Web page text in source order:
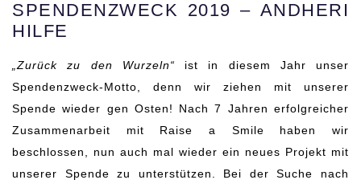
SPENDENZWECK 2019 – ANDHERI
HILFE
„Zurück zu den Wurzeln“ ist in diesem Jahr unser
Spendenzweck-Motto, denn wir ziehen mit unserer
Spende wieder gen Osten! Nach 7 Jahren erfolgreicher
Zusammenarbeit mit Raise a Smile haben wir
beschlossen, nun auch mal wieder ein neues Projekt mit
unserer Spende zu unterstützen. Bei der Suche nach